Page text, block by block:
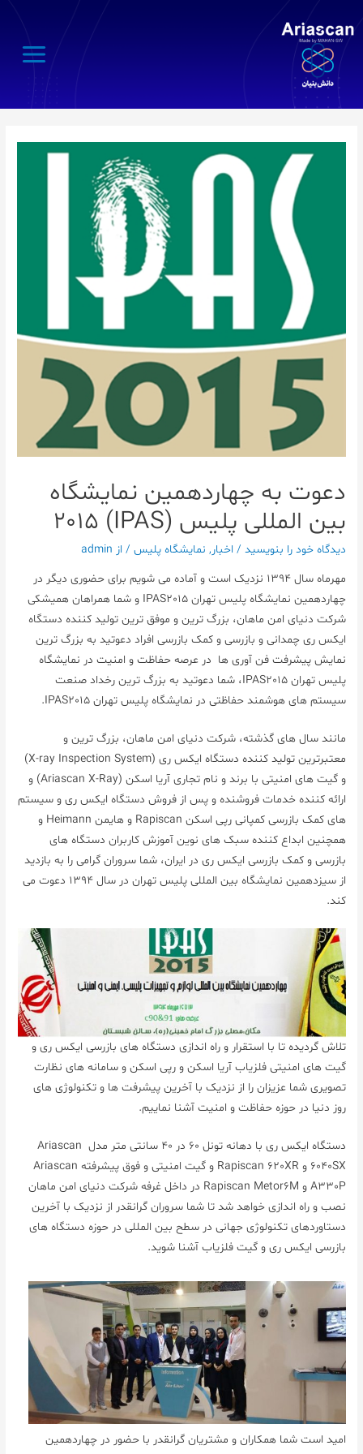
Main
دعوت به چهاردهمین نمایشگاه
بین المللی پلیس (IPAS) 2015
دیدگاه‌ خود را بنویسید / اخبار, نمایشگاه پلیس / از admin
مهرماه سال 1394 نزدیک است و آماده می شویم برای حضوری دیگر در
چهاردهمین نمایشگاه پلیس تهران IPAS2015 و شما همراهان همیشکی
شرکت دنیای امن ماهان، بزرگ ترین و موفق ترین تولید کننده دستگاه
ایکس ری چمدانی و بازرسی و کمک بازرسی افراد دعوتید به بزرگ ترین
نمایش پیشرفت فن آوری ها در عرصه حفاظت و امنیت در نمایشگاه
پلیس تهران IPAS2015، شما دعوتید به بزرگ ترین رخداد صنعت
سیستم های هوشمند حفاظتی در نمایشگاه پلیس تهران IPAS2015.
مانند سال های گذشته، شرکت دنیای امن ماهان، بزرگ ترین و
معتبرترین تولید کننده دستگاه ایکس ری (X-ray Inspection System)
و گیت های امنیتی با برند و نام تجاری آریا اسکن (Ariascan X-Ray) و
ارائه کننده خدمات فروشنده و پس از فروش دستگاه ایکس ری و سیستم
های کمک بازرسی کمپانی رپی اسکن Rapiscan و هایمن Heimann و
همچنین ابداع کننده سبک های نوین آموزش کاربران دستگاه های
بازرسی و کمک بازرسی ایکس ری در ایران، شما سروران گرامی را به بازدید
از سیزدهمین نمایشگاه بین المللی پلیس تهران در سال 1394 دعوت می
کند.
تلاش گردیده تا با استقرار و راه اندازی دستگاه های بازرسی ایکس ری و
گیت های امنیتی فلزیاب آریا اسکن و رپی اسکن و سامانه های نظارت
تصویری شما عزیزان را از نزدیک با آخرین پیشرفت ها و تکنولوژی های
روز دنیا در حوزه حفاظت و امنیت آشنا نماییم.
دستگاه ایکس ری با دهانه تونل 60 در 40 سانتی متر مدل Ariascan
6040SX و Rapiscan 620XR و گیت امنیتی و فوق پیشرفته Ariascan
A330P و Rapiscan Metor6M در داخل غرفه شرکت دنیای امن ماهان
نصب و راه اندازی خواهد شد تا شما سروران گرانقدر از نزدیک با آخرین
دستاوردهای تکنولوژی جهانی در سطح بین المللی در حوزه دستگاه های
بازرسی ایکس ری و گیت فلزیاب آشنا شوید.
امید است شما همکاران و مشتریان گرانقدر با حضور در چهاردهمین